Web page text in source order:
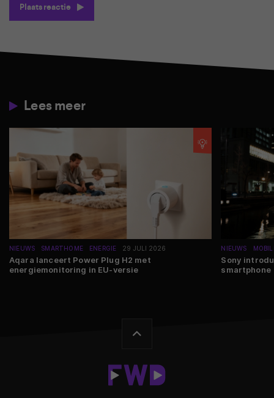
Plaats reactie
Lees meer
NIEUWS SMARTHOME ENERGIE 29 JULI 2026
Aqara lanceert Power Plug H2 met
energiemonitoring in EU-versie
NIEUWS
Sony
smartphone